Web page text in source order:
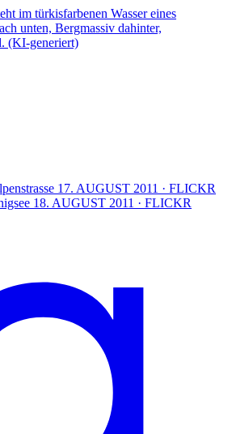
17. AUGUST 2011 · FLICKR
18. AUGUST 2011 · FLICKR